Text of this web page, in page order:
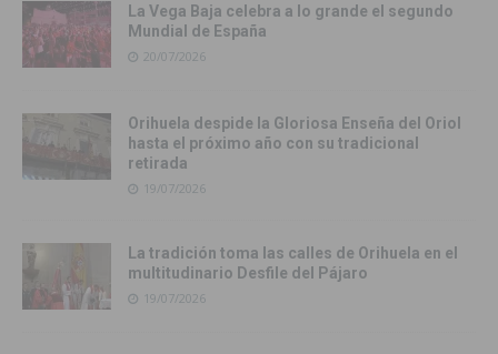
La Vega Baja celebra a lo grande el segundo
Mundial de España
20/07/2026
Orihuela despide la Gloriosa Enseña del Oriol
hasta el próximo año con su tradicional
retirada
19/07/2026
La tradición toma las calles de Orihuela en el
multitudinario Desfile del Pájaro
19/07/2026